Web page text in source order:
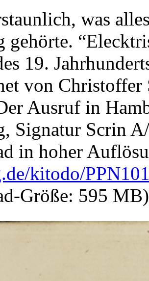
was
gehörte.
19.
von
Ausruf in
Signatur Scrin
in hoher
kitodo/
Größe: 595 MB)